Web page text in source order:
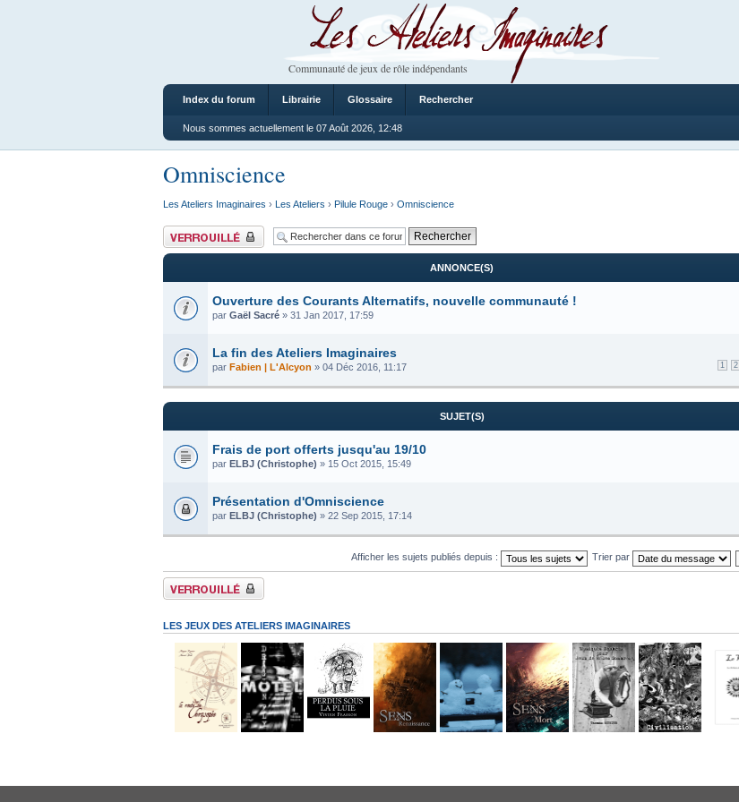
Les Ateliers Imaginaires
Communauté de jeux de rôle indépendants
Index du forum Librairie Glossaire Rechercher
Nous sommes actuellement le 07 Août 2026, 12:48
Omniscience
Les Ateliers Imaginaires › Les Ateliers › Pilule Rouge › Omniscience
Forum verrouillé
ANNONCE(S)
Ouverture des Courants Alternatifs, nouvelle communauté !
par Gaël Sacré » 31 Jan 2017, 17:59
La fin des Ateliers Imaginaires
1 2
par Fabien | L'Alcyon » 04 Déc 2016, 11:17
SUJET(S)
Frais de port offerts jusqu'au 19/10
par ELBJ (Christophe) » 15 Oct 2015, 15:49
Présentation d'Omniscience
par ELBJ (Christophe) » 22 Sep 2015, 17:14
Afficher les sujets publiés depuis : Trier par
Forum verrouillé
LES JEUX DES ATELIERS IMAGINAIRES